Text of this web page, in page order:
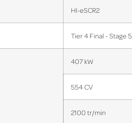
HI-eSCR2
Tier 4 Final - Stage 5
407 kW
554 CV
2100 tr/min